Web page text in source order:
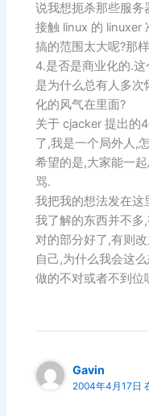
说我想扼杀那些服务
接触 linux 的 linuxer
搞的范围太大呢?那
4.是否是商业化的.
是为什么总有人多次
化的风气在里面?
关于 cjacker 提出的
了,我是一个局外人,
希望的是,大家能一
骂.
我把我的想法发在这
我了解的东西并不多
对的部分好了,有则
自己,为什么我会这
做的不对或者不到位
Gavin
2004年4月17日